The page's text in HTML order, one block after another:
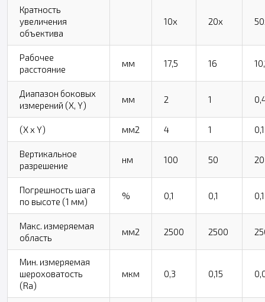
Кратность
увеличения
объектива
10x 20x
Рабочее
расстояние
мм 17,5 16
Диапазон боковых
измерений (X, Y)
мм 2 1
(X x Y) мм2 4 1
Вертикальное
разрешение
нм 100 50 20
Погрешность шага
по высоте (1 мм)
% 0,1 0,1 0,1
Макс. измеряемая
область
мм2 2500 2500
Мин. измеряемая
шероховатость
(Ra)
мкм 0,3 0,15